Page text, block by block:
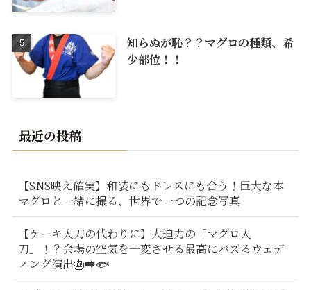
知らぬが恥？？マグロの種類、希
少部位！！
最近の投稿
【SNS映え確実】和装にもドレスにも合う！巨大な本
マグロと一緒に撮る、世界で一つの記念写真
【ケーキ入刀の代わりに】大迫力の「マグロ入
刀」！？会場の空気を一変させる最高にバズるウェデ
ィング演出🎂➡️🐟